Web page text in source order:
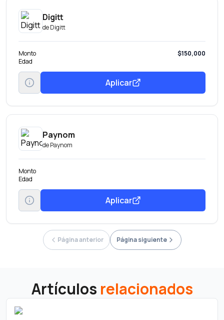
Digitt
deDigitt
Monto
$150,000
Edad
Aplicar
Paynom
dePaynom
Monto
Edad
Aplicar
Página anterior Página siguiente
Artículos relacionados